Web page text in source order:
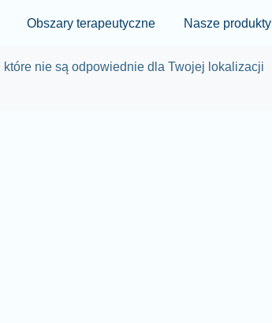
Skip to main content
Obszary terapeutyczne Nasze produkty
które nie są odpowiednie dla Twojej lokalizacji